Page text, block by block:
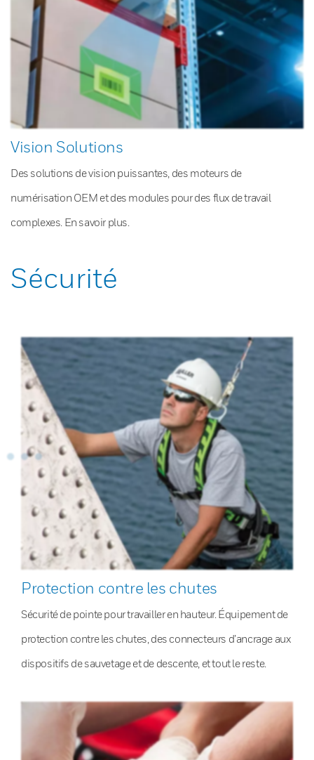
Vision Solutions
Des solutions de vision puissantes, des moteurs de
numérisation OEM et des modules pour des flux de travail
complexes. En savoir plus.
Sécurité
Protection contre les chutes
Sécurité de pointe pour travailler en hauteur. Équipement de
protection contre les chutes, des connecteurs d’ancrage aux
dispositifs de sauvetage et de descente, et tout le reste.